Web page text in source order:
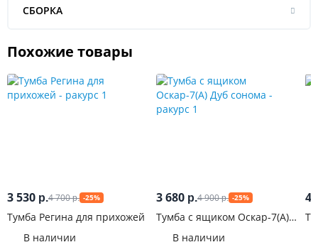
СБОРКА
Похожие товары
3 530 р.4 700р. -25%
Тумба Регина для прихожей
В наличии
3 680 р.4 900р. -25%
Тумба с ящиком Оскар-7(А)
В наличии
4